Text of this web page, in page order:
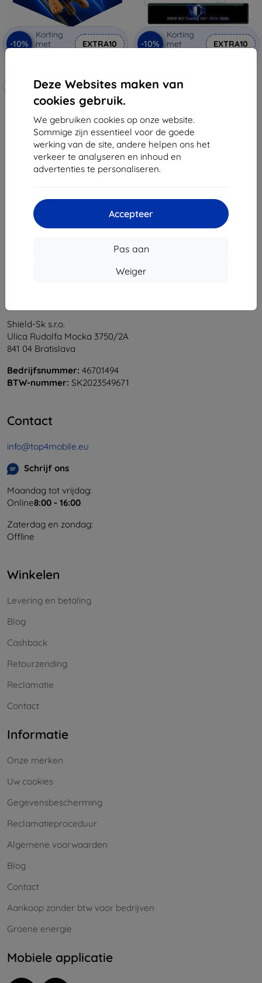
Deze Websites maken van
cookies gebruik.
We gebruiken cookies op onze website.
Sommige zijn essentieel voor de goede
werking van de site, andere helpen ons het
verkeer te analyseren en inhoud en
advertenties te personaliseren.
Accepteer
Pas aan
Weiger
-10%
Korting
met
EXTRA10
Op maat gemaakt
€ 20,90
€ 18,80
Op voorraad: 4 stuks
-10%
Korting
met
EXTRA10
centrale display van BMW M3
€ 44,01
Op voorraad: > 5 stuks
Van totaal
«
Shield-Sk s.r.o.
Ulica Rudolfa Mocka 3750/2A
841 04 Bratislava
Bedrijfsnummer: 46701494
BTW-nummer: SK2023549671
Contact
info@top4mobile.eu
Schrijf ons
Maandag tot vrijdag:
Online8:00 - 16:00
Zaterdag en zondag:
Offline
Winkelen
Levering en betaling
Blog
Cashback
Retourzending
Reclamatie
Contact
Informatie
Onze merken
Uw cookies
Gegevensbescherming
Reclamatieproceduur
Algemene voorwaarden
Blog
Contact
Aankoop zonder btw voor bedrijven
Groene energie
Mobiele applicatie